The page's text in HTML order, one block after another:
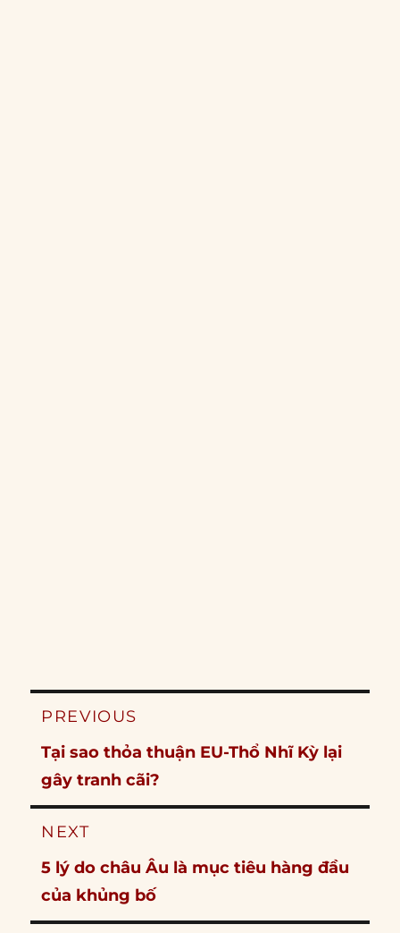
Post
PREVIOUS
Previous
post:
Tại sao thỏa thuận EU-Thổ Nhĩ Kỳ lại
gây tranh cãi?
NEXT
Next
post:
5 lý do châu Âu là mục tiêu hàng đầu
của khủng bố